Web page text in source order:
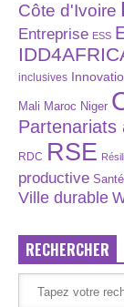
Côte d'Ivoire
Entreprise ESS
inclusives
Mali Maroc Niger
Partenariats
RDC RSE
productive Santé
Ville durable
RECHERCHER